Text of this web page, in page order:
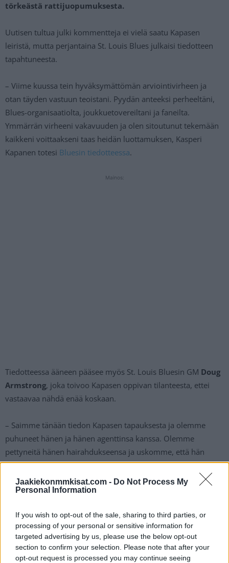
Jaakiekonmmkisat.com - Do Not Process My
Personal Information
If you wish to opt-out of the sale, sharing to third parties, or
processing of your personal or sensitive information for
targeted advertising by us, please use the below opt-out
section to confirm your selection. Please note that after your
opt-out request is processed you may continue seeing
törkeästä rattijuopumuksesta.
Uutisen tultua julki kommentteja ei vielä saatu Kapasen
leiristä, mutta perjantaina St. Louis Blues julkaisi tiedotteen
tapahtuneesta.
– Viime kuussa tein hyväksymättömän arviointivirheen ja
otan täyden vastuun teoistani. Pyydän anteeksi perheeltäni,
Blues-organisaatiolta, joukkuetovereiltani ja faneilta.
Ymmärrän virheeni vakavuuden ja olen sitoutunut tekemään
kaikkeni voittaakseni taas heidän luottamuksen, Kasperi
Kapanen totesi Bluesin tiedotteessa.
Mainos:
Tiedotteessa ääneen pääsee myös St. Louis Bluesin GM Doug
Armstrong, joka toivoo Kapasen oppivan tilanteesta, ettei
vastaavaa nähdä enää koskaan.
– Saimme tänään tiedon Kapasen tapauksesta ja olemme
puhuneet hänen ja hänen agenttinsa kanssa. Olemme
pettyneitä hänen hairahdukseensa ja uskomme, että hän
tekee vaadittavat muutokset, jotta hän ei joudu enää
vastaavanlaiseen tilanteeseen tulevaisuudessa, Armstrong
lausuu.
Kapasen törkeää rattijuopumusta käsitellään oikeudessa
vuoden 2024 helmikuussa. Törkeä rattijuopumus on
syytteenä todella kova, sillä rikoksentekijän veren
alkoholipitoisuus on vähintään 1,2 promillea tai hänellä on